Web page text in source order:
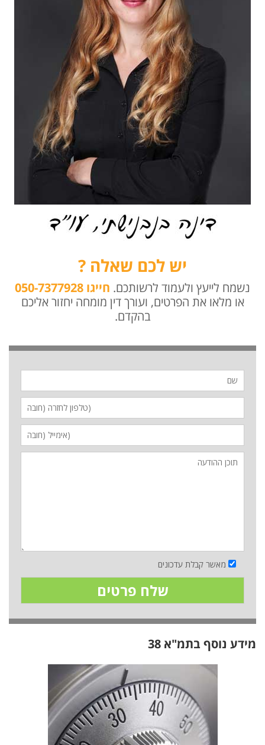
יש לכם שאלה ?
נשמח לייעץ ולעמוד לרשותכם. חייגו 050-7377928
או מלאו את הפרטים, ועורך דין מומחה יחזור אליכם
בהקדם.
מאשר קבלת עדכונים
מידע נוסף בתמ"א 38